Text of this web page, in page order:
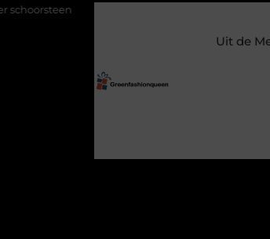
Een flexibele bijbaan met verantwoordelijkheid
Uit de